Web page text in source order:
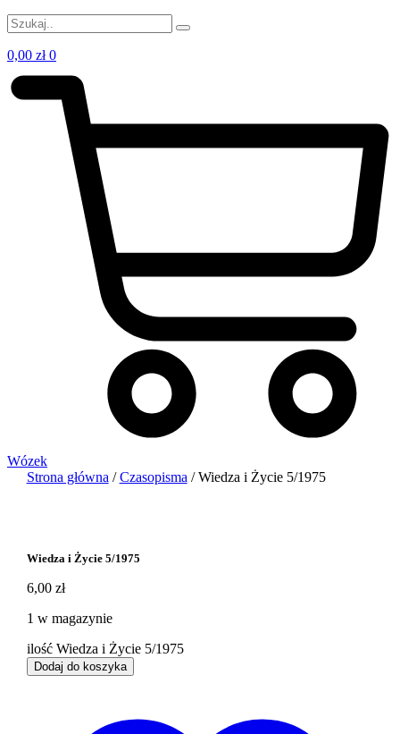
0,00 zł 0
Wózek
Strona główna /Czasopisma / Wiedza i Życie 5/1975
Wiedza i Życie 5/1975
6,00 zł
1 w magazynie
ilość Wiedza i Życie 5/1975
Dodaj do koszyka